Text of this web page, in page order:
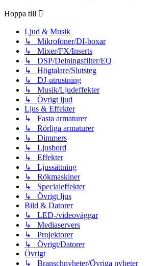
Hoppa till
Ljud & Musik
↳ Mikrofoner/DI-boxar
↳ Mixer/FX/Inserts
↳ DSP/Delningsfilter/EQ
↳ Högtalare/Slutsteg
↳ DJ-utrustning
↳ Musik/Ljudeffekter
↳ Övrigt ljud
Ljus & Effekter
↳ Fasta armaturer
↳ Rörliga armaturer
↳ Dimmers
↳ Ljusbord
↳ Effekter
↳ Ljussättning
↳ Rökmaskiner
↳ Specialeffekter
↳ Övrigt ljus
Bild & Datorer
↳ LED-/videoväggar
↳ Mediaservers
↳ Projektorer
↳ Övrigt/Datorer
Övrigt
↳ Branschnyheter/Övriga nyheter